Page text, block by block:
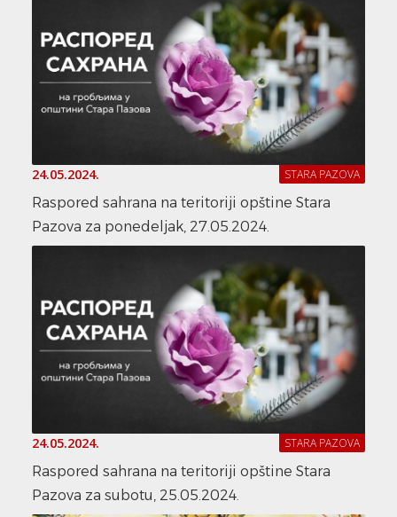
24.05.2024. STARA PAZOVA
Raspored sahrana na teritoriji opštine Stara
Pazova za ponedeljak, 27.05.2024.
24.05.2024. STARA PAZOVA
Raspored sahrana na teritoriji opštine Stara
Pazova za subotu, 25.05.2024.